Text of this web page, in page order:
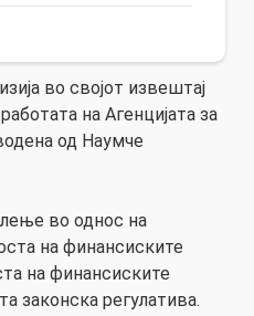
во својот извештај
на Агенцијата за
од Наумче
во однос на
на финансиските
на финансиските
законска регулатива.